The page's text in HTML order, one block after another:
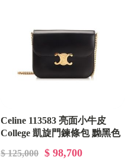
Celine 113583 亮面小牛皮
College 凱旋門鍊條包 黝黑色
$ 125,000
$ 98,700